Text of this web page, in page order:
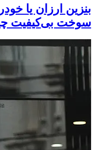
بنزین ارزان یا
سوخت بی‌کیفیت